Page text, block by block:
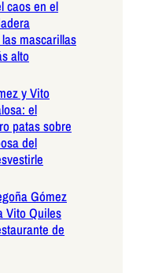
caos en el
mascarillas
alto
y Vito
el
patas sobre
del
Gómez
Vito Quiles
de